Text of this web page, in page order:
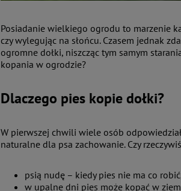
Posiadanie wielkiego ogrodu to marzenie
czy wylegując na słońcu. Czasem jednak
ogromne dołki, niszcząc tym samym
kopania w ogrodzie?
Dlaczego pies kopie dołki?
W pierwszej chwili wiele osób
naturalne dla psa zachowanie. Czy
psią nudę – kiedy pies nie ma co
w upalne dni pies może kopać w